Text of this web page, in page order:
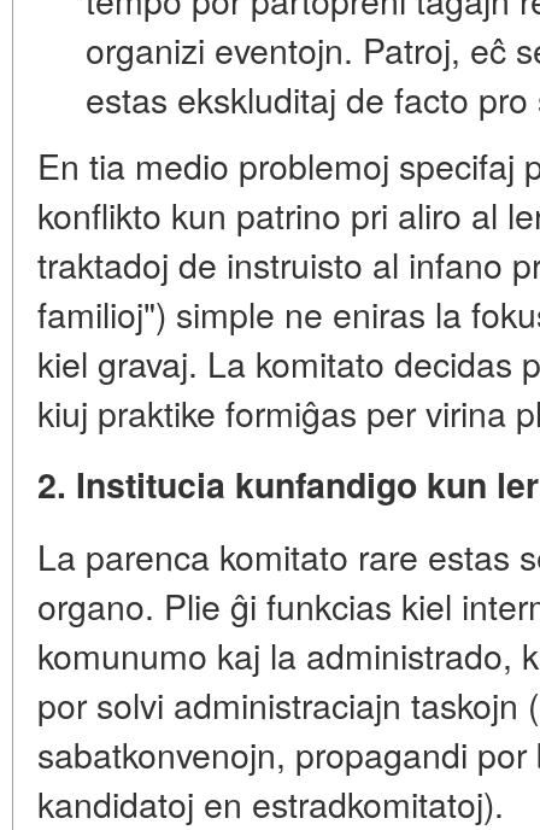
organizi eventojn. Patroj, eĉ
estas ekskluditaj de facto pro
En tia medio problemoj specifaj
konflikto kun patrino pri aliro al
traktadoj de instruisto al infano
familioj") simple ne eniras la
kiel gravaj. La komitato decidas
kiuj praktike formiĝas per virina
2. Institucia kunfandigo kun
La parenca komitato rare estas
organo. Plie ĝi funkcias kiel
komunumo kaj la administrado,
por solvi administraciajn taskojn
sabatkonvenojn, propagandi
kandidatoj en estradkomitatoj).